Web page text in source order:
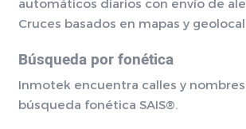
automáticos diarios con envío de
Cruces basados en mapas y
Búsqueda por fonética
Inmotek encuentra calles y
búsqueda fonética SAIS®.